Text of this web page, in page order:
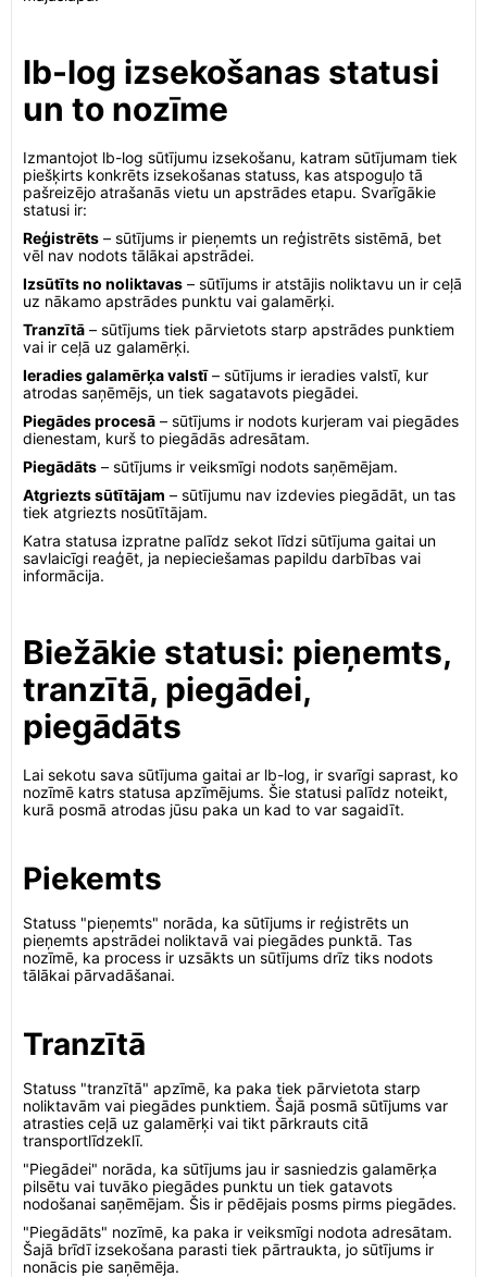
lb-log izsekošanas statusi
un to nozīme
Izmantojot lb-log sūtījumu izsekošanu, katram sūtījumam tiek
piešķirts konkrēts izsekošanas statuss, kas atspoguļo tā
pašreizējo atrašanās vietu un apstrādes etapu. Svarīgākie
statusi ir:
Reģistrēts – sūtījums ir pieņemts un reģistrēts sistēmā, bet
vēl nav nodots tālākai apstrādei.
Izsūtīts no noliktavas – sūtījums ir atstājis noliktavu un ir ceļā
uz nākamo apstrādes punktu vai galamērķi.
Tranzītā – sūtījums tiek pārvietots starp apstrādes punktiem
vai ir ceļā uz galamērķi.
Ieradies galamērķa valstī– sūtījums ir ieradies valstī, kur
atrodas saņēmējs, un tiek sagatavots piegādei.
Piegādes procesā – sūtījums ir nodots kurjeram vai piegādes
dienestam, kurš to piegādās adresātam.
Piegādāts – sūtījums ir veiksmīgi nodots saņēmējam.
Atgriezts sūtītājam – sūtījumu nav izdevies piegādāt, un tas
tiek atgriezts nosūtītājam.
Katra statusa izpratne palīdz sekot līdzi sūtījuma gaitai un
savlaicīgi reaģēt, ja nepieciešamas papildu darbības vai
informācija.
Biežākie statusi: pieņemts,
tranzītā, piegādei,
piegādāts
Lai sekotu sava sūtījuma gaitai ar lb-log, ir svarīgi saprast, ko
nozīmē katrs statusa apzīmējums. Šie statusi palīdz noteikt,
kurā posmā atrodas jūsu paka un kad to var sagaidīt.
Piekemts
Statuss "pieņemts" norāda, ka sūtījums ir reģistrēts un
pieņemts apstrādei noliktavā vai piegādes punktā. Tas
nozīmē, ka process ir uzsākts un sūtījums drīz tiks nodots
tālākai pārvadāšanai.
Tranzītā
Statuss "tranzītā" apzīmē, ka paka tiek pārvietota starp
noliktavām vai piegādes punktiem. Šajā posmā sūtījums var
atrasties ceļā uz galamērķi vai tikt pārkrauts citā
transportlīdzeklī.
"Piegādei" norāda, ka sūtījums jau ir sasniedzis galamērķa
pilsētu vai tuvāko piegādes punktu un tiek gatavots
nodošanai saņēmējam. Šis ir pēdējais posms pirms piegādes.
"Piegādāts" nozīmē, ka paka ir veiksmīgi nodota adresātam.
Šajā brīdī izsekošana parasti tiek pārtraukta, jo sūtījums ir
nonācis pie saņēmēja.